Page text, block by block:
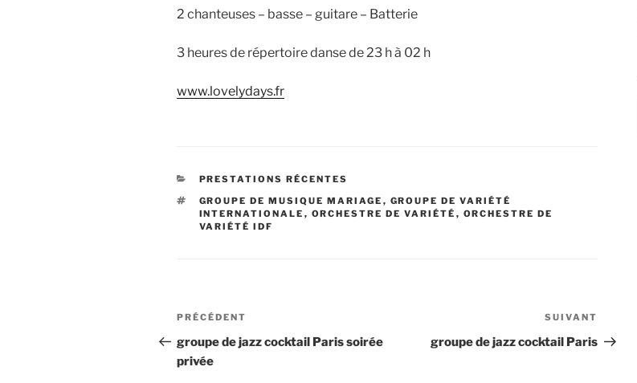
2 chanteuses – basse – guitare – Batterie
3 heures de répertoire danse de 23 h à 02 h
www.lovelydays.fr
CATÉGORIES
PRESTATIONS RÉCENTES
ÉTIQUETTES
GROUPE DE MUSIQUE MARIAGE , GROUPE DE VARIÉTÉ
INTERNATIONALE , ORCHESTRE DE VARIÉTÉ , ORCHESTRE DE
VARIÉTÉ IDF
Navigation
de
l’article
Article
précédent
PRÉCÉDENT
groupe de jazz cocktail Paris soirée
privée
suivant
SUIVANT
groupe de jazz cocktail Paris